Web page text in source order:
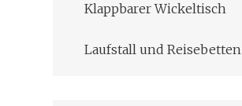
Klappbarer Wickeltisch
Laufstall und Reisebetten